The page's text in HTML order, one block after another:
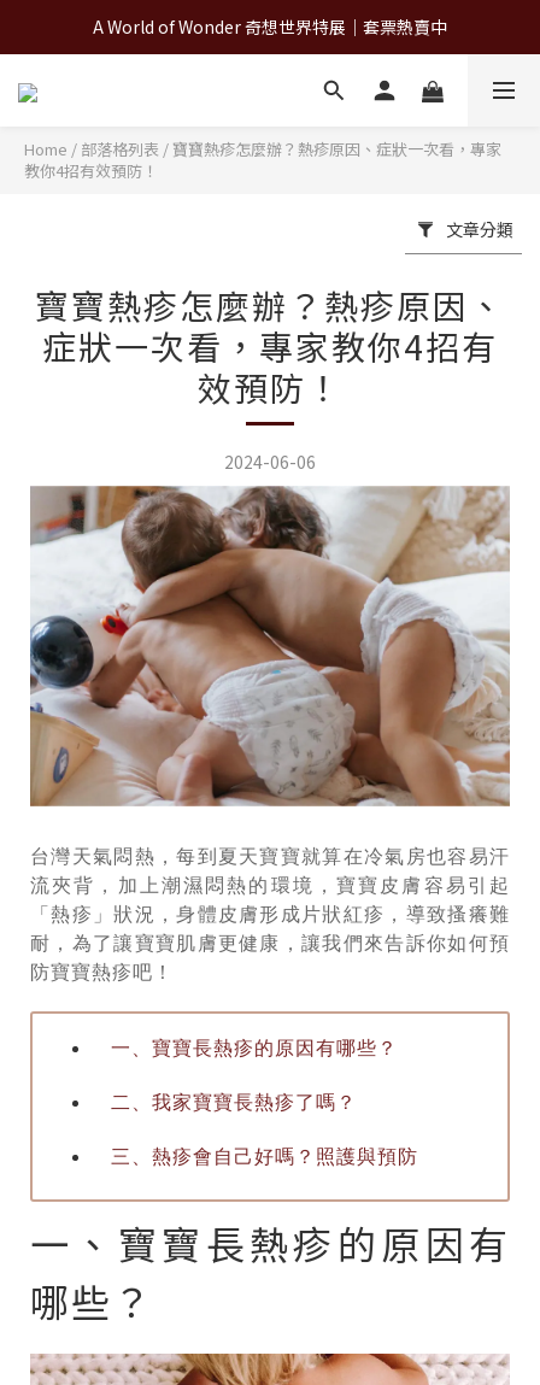
A World of Wonder 奇想世界特展｜套票熱賣中
A World of Wonder 奇想世界特展｜套票熱賣中
古北町總代理官方商城 hegen/PARASOL/färska/Poled/MiaMily
A World of Wonder 奇想世界特展｜套票熱賣中
Home / 部落格列表 /寶寶熱疹怎麼辦？熱疹原因、症狀一次看，專家
教你4招有效預防！
文章分類
寶寶熱疹怎麼辦？熱疹原因、
症狀一次看，專家教你4招有
效預防！
2024-06-06
台灣天氣悶熱，每到夏天寶寶就算在冷氣房也容易汗
流夾背，加上潮濕悶熱的環境，寶寶皮膚容易引起
「熱疹」狀況，身體皮膚形成片狀紅疹，導致搔癢難
耐，為了讓寶寶肌膚更健康，讓我們來告訴你如何預
防寶寶熱疹吧！
一、寶寶長熱疹的原因有哪些？
二、我家寶寶長熱疹了嗎？
三、熱疹會自己好嗎？照護與預防
一、寶寶長熱疹的原因有
哪些？